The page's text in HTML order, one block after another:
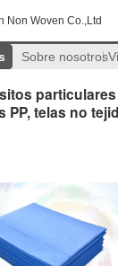
Non Woven Co.,Ltd
Sobre nosotros
PP, telas no